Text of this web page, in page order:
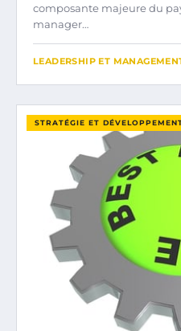
composante majeure du
manager…
LEADERSHIP ET
STRATÉGIE ET